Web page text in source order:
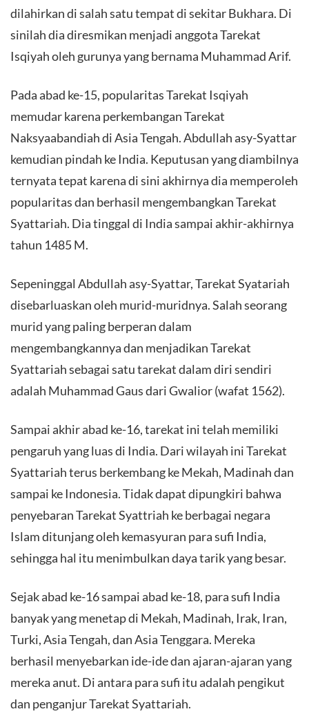
dilahirkan di salah satu tempat di sekitar Bukhara. Di
sinilah dia diresmikan menjadi anggota Tarekat
Isqiyah oleh gurunya yang bernama Muhammad Arif.
Pada abad ke-15, popularitas Tarekat Isqiyah
memudar karena perkembangan Tarekat
Naksyaabandiah di Asia Tengah. Abdullah asy-Syattar
kemudian pindah ke India. Keputusan yang diambilnya
ternyata tepat karena di sini akhirnya dia memperoleh
popularitas dan berhasil mengembangkan Tarekat
Syattariah. Dia tinggal di India sampai akhir-akhirnya
tahun 1485 M.
Sepeninggal Abdullah asy-Syattar, Tarekat Syatariah
disebarluaskan oleh murid-muridnya. Salah seorang
murid yang paling berperan dalam
mengembangkannya dan menjadikan Tarekat
Syattariah sebagai satu tarekat dalam diri sendiri
adalah Muhammad Gaus dari Gwalior (wafat 1562).
Sampai akhir abad ke-16, tarekat ini telah memiliki
pengaruh yang luas di India. Dari wilayah ini Tarekat
Syattariah terus berkembang ke Mekah, Madinah dan
sampai ke Indonesia. Tidak dapat dipungkiri bahwa
penyebaran Tarekat Syattriah ke berbagai negara
Islam ditunjang oleh kemasyuran para sufi India,
sehingga hal itu menimbulkan daya tarik yang besar.
Sejak abad ke-16 sampai abad ke-18, para sufi India
banyak yang menetap di Mekah, Madinah, Irak, Iran,
Turki, Asia Tengah, dan Asia Tenggara. Mereka
berhasil menyebarkan ide-ide dan ajaran-ajaran yang
mereka anut. Di antara para sufi itu adalah pengikut
dan penganjur Tarekat Syattariah.